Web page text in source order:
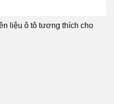
liệu ô tô tương thích cho